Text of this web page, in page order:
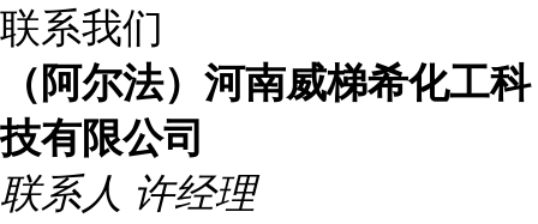
联系我们
（阿尔法）河南威梯希化工科
技有限公司
联系人 许经理